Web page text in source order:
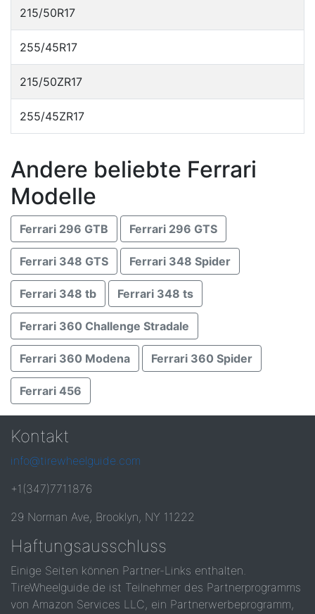
215/50R17
255/45R17
215/50ZR17
255/45ZR17
Andere beliebte Ferrari
Modelle
Ferrari 296 GTB Ferrari 296 GTS
Ferrari 348 GTS Ferrari 348 Spider
Ferrari 348 tb Ferrari 348 ts
Ferrari 360 Challenge Stradale
Ferrari 360 Modena Ferrari 360 Spider
Ferrari 456
Kontakt
info@tirewheelguide.com
+1(347)7711876
29 Norman Ave, Brooklyn, NY 11222
Haftungsausschluss
Einige Seiten können Partner-Links enthalten.
TireWheelguide.de ist Teilnehmer des Partnerprogramms
von Amazon Services LLC, ein Partnerwerbeprogramm,